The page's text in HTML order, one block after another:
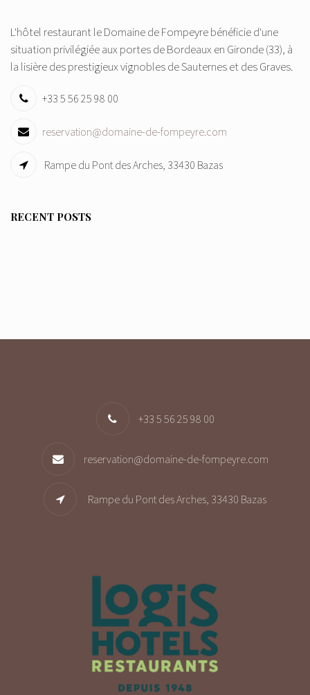
L'hôtel restaurant le Domaine de Fompeyre bénéficie d'une
situation privilégiée aux portes de Bordeaux en Gironde (33), à
la lisière des prestigieux vignobles de Sauternes et des Graves.
+33 5 56 25 98 00
reservation@domaine-de-fompeyre.com
Rampe du Pont des Arches, 33430 Bazas
RECENT POSTS
+33 5 56 25 98 00
reservation@domaine-de-fompeyre.com
Rampe du Pont des Arches, 33430 Bazas